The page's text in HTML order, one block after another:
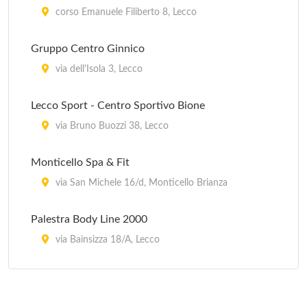
corso Emanuele Filiberto 8, Lecco
Gruppo Centro Ginnico
via dell'Isola 3, Lecco
Lecco Sport - Centro Sportivo Bione
via Bruno Buozzi 38, Lecco
Monticello Spa & Fit
via San Michele 16/d, Monticello Brianza
Palestra Body Line 2000
via Bainsizza 18/A, Lecco